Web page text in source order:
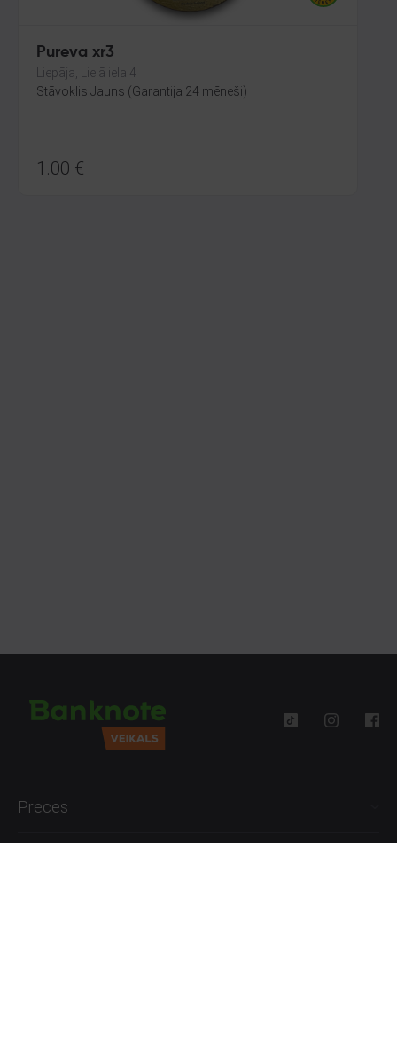
Pureva xr3
Liepāja, Lielā iela 4
Stāvoklis Jauns (Garantija 24 mēneši)
1.00 €
Preces